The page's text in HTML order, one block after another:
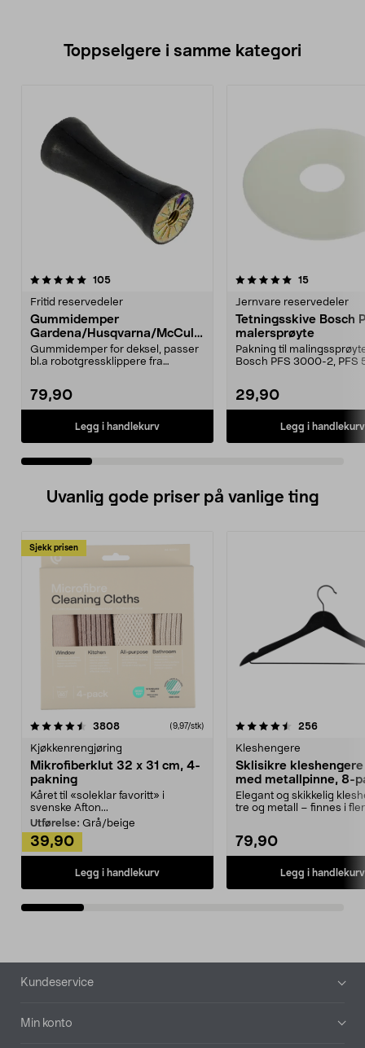
Toppselgere i samme kategori
105anmeldelser
Fritid reservedeler
Gummidemper
Gardena/Husqvarna/McCullo
ch/Flymo
Gummidemper for deksel, passer
bl.a robotgressklippere fra
79,90
Legg i handlekurv
5.0 av 5 stjerner 15anmeldelser
Jernvare reservedeler
Tetningsskive Bosch
malersprøyte
Pakning til
Bosch PFS 3000-2, PFS
29,90
Legg i handlekurv
4.5 av 5 stjerner
Uvanlig gode priser på vanlige ting
Sjekk prisen
3808anmeldelser(9,97/stk)
Kjøkkenrengjøring
Mikrofiberklut 32 x 31 cm, 4-
pakning
Kåret til «soleklar favoritt» i
svenske Afton...
Utførelse: Grå/beige
39,90
Legg i handlekurv
4.5av 5 stjerner 256
Kleshengere
Sklisikre
med metallpinne, 8-
Elegant og skikkelig
tre og metall – finnes i
79,90
Legg i handlekurv
4.5av 5 stjerner
Bunntekst
Kundeservice
Min konto